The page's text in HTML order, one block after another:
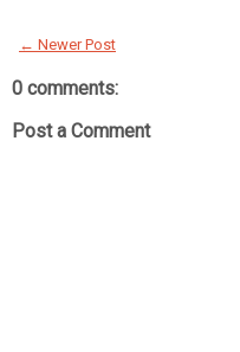
← Newer Post
0 comments:
Post a Comment